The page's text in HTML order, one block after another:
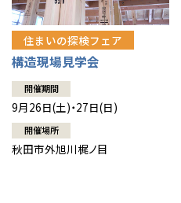
住まいの探検フェア
構造現場見学会
開催期間
9月26日(土)・27日(日)
開催場所
秋田市外旭川梶ノ目